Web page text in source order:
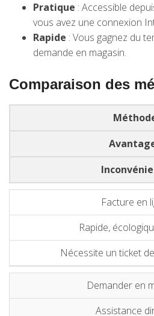
Pratique : Accessible
vous avez une connexion
Rapide : Vous gagnez du
demande en magasin.
Comparaison des
Facture en
Rapide,
Nécessite un ticket
Demander en
Assistance